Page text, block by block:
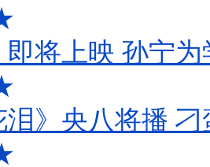
即将上映 孙宁
》央八将播